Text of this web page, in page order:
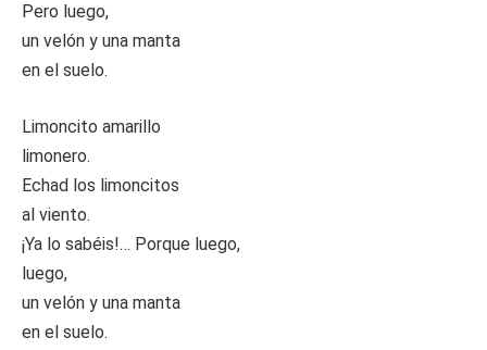
Pero luego,
un velón y una manta
en el suelo.
Limoncito amarillo
limonero.
Echad los limoncitos
al viento.
¡Ya lo sabéis!… Porque luego,
luego,
un velón y una manta
en el suelo.